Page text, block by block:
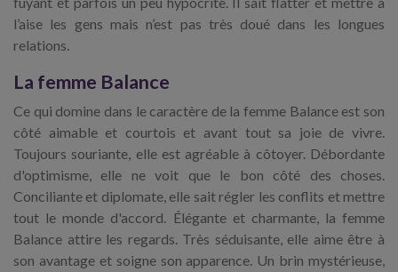
l’aise les gens mais n’est pas très doué dans les longues
relations.
La femme Balance
Ce qui domine dans le caractère de la femme Balance est son
côté aimable et courtois et avant tout sa joie de vivre.
Toujours souriante, elle est agréable à côtoyer. Débordante
d'optimisme, elle ne voit que le bon côté des choses.
Conciliante et diplomate, elle sait régler les conflits et mettre
tout le monde d'accord. Élégante et charmante, la femme
Balance attire les regards. Très séduisante, elle aime être à
son avantage et soigne son apparence. Un brin mystérieuse,